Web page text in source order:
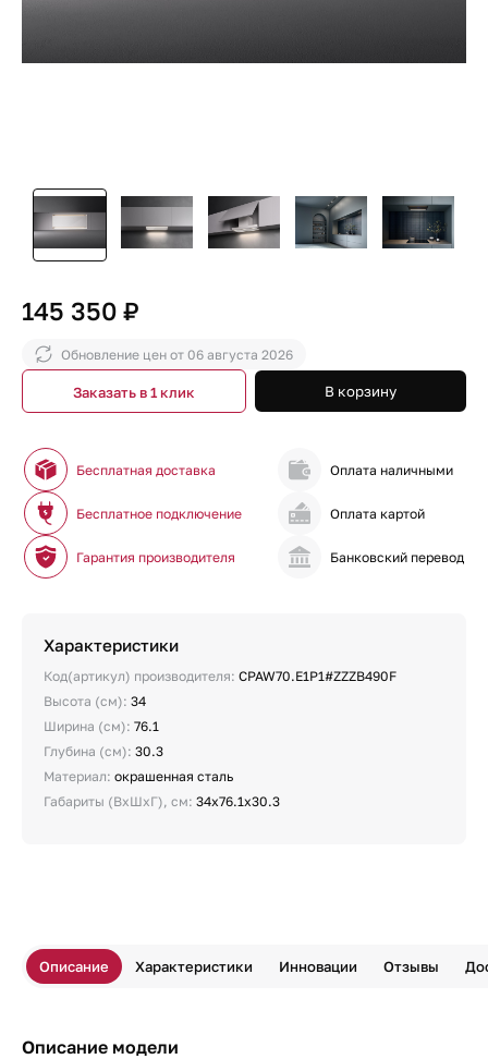
145 350 ₽
Обновление цен от 06 августа 2026
В корзину
Заказать в 1 клик
Бесплатная доставка
Бесплатное подключение
Гарантия производителя
Оплата наличными
Оплата картой
Банковский перевод
Характеристики
Код(артикул) производителя: CPAW70.E1P1#ZZZB490F
Высота (см): 34
Ширина (см): 76.1
Глубина (см): 30.3
Материал: окрашенная сталь
Габариты (ВхШхГ), см: 34х76.1х30.3
Описание Характеристики Инновации Отзывы
Описание модели